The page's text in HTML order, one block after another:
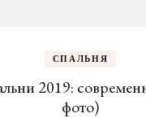
СПАЛЬНЯ
2019:
фото)